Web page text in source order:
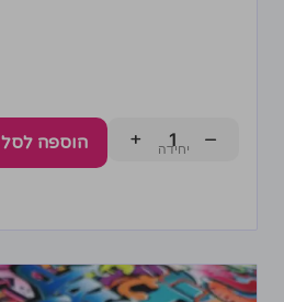
−
+ הוספה לסל